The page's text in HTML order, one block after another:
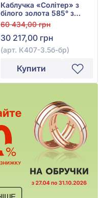
Каблучка «Солітер» з
білого золота 585° з
діамантом 0,15ct, арт.
К407-3.5б-бр
60 434,00 грн
30 217,00 грн
(арт. К407-3.5б-бр)
Купити